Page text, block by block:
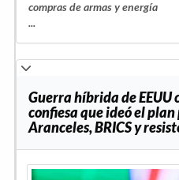
compras de armas y energía
...
Guerra híbrida de
confiesa que ideó el
Aranceles, BRICS y